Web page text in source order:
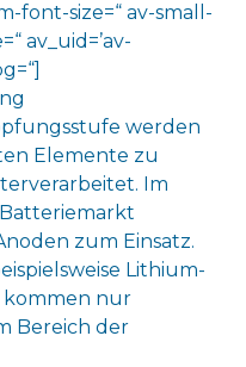
font-size=“ av-small-
av_uid=’av-
werden
Elemente zu
Im
zum Einsatz.
Lithium-
kommen nur
Bereich der